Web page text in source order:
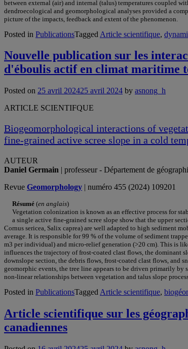
between external (air) and internal (talus) temperatures coupled
dendroecological and geomorphological analyses provided a
picture of the impacts, feedback and extent of the phenomenon.
Posted in PublicationsTagged Article scientifique,
Nouvelle publication sur les
d'éboulis actif en climat maritime
Posted on 25 avril 202425 avril 2024 by asnong_h
ARTICLE SCIENTIFQUE
Biogeomorphological interactions of
fine-grained active scree slope in a cold
AUTEUR
Daniel Germain | professeur - Département de
Revue Geomorphology | numéro 455 (2024) 109201
Résumé (en anglais)
Vegetation colonization is known as an effective process for
a single active fine-grained scree slope show that the upper
Cornus sericea, Salix caprea) are well adapted to high sediment
average. It is responsible for 99 % of the volume of sediment
m3 per individual) and micro-relief generation (>20 cm). This is
influences the trajectory of frost-coated clast flows, the dominant
downslope section, the debris flows, frost-coated clast flows, and
geomorphic events, the tree line appears to be driven primarily
non-linear relationships between vegetation and talus slope
Posted in PublicationsTagged Article scientifique,
Article scientifique sur les
canadiennes